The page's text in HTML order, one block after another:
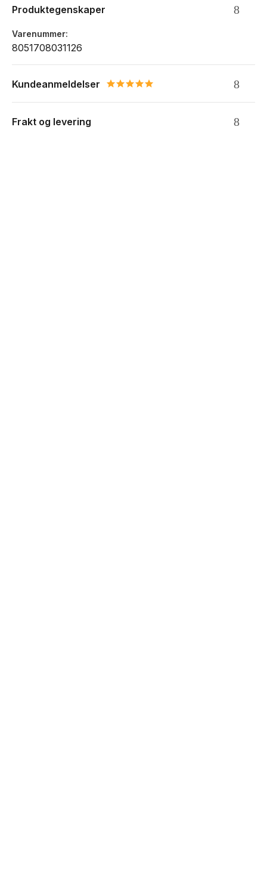
Produktegenskaper
Varenummer
8051708031126
Kundeanmeldelser 5.0 star rating
Frakt og levering